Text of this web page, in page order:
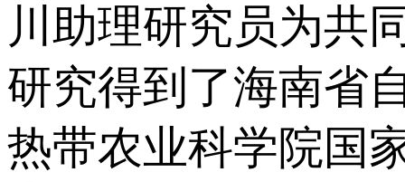
川助理研究员为共
研究得到了海南省
热带农业科学院国